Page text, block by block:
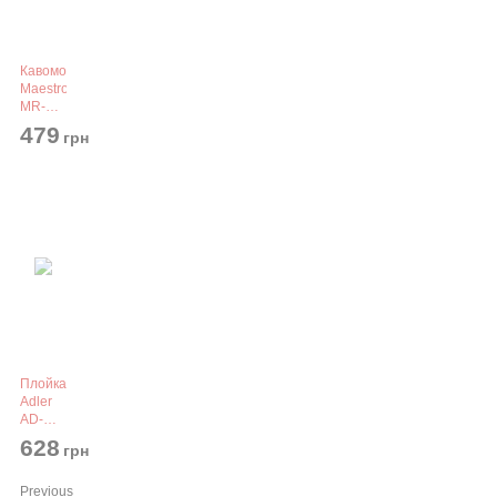
Кавомолка
Maestro
MR-
Grey
479 грн
Плойка
Adler
AD-
628 грн
Previous